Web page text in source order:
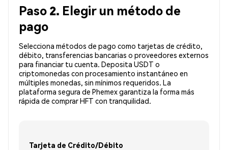
Paso 2. Elegir un método de
pago
Selecciona métodos de pago como tarjetas de crédito,
débito, transferencias bancarias o proveedores externos
para financiar tu cuenta. Deposita USDT o
criptomonedas con procesamiento instantáneo en
múltiples monedas, sin mínimos requeridos. La
plataforma segura de Phemex garantiza la forma más
rápida de comprar HFT con tranquilidad.
Tarjeta de Crédito/Débito